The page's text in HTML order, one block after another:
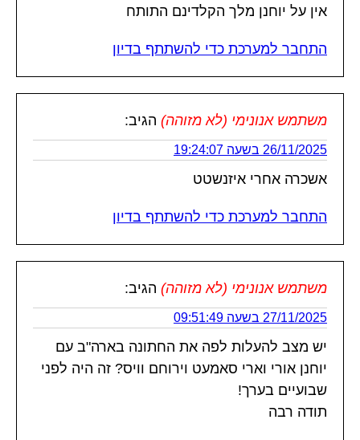
אין על יוחנן מלך הקלדינם התותח
התחבר למערכת כדי להשתתף בדיון
משתמש אנונימי (לא מזוהה) הגיב:
26/11/2025 בשעה 19:24:07
אשכרה אחרי איזנשטט
התחבר למערכת כדי להשתתף בדיון
משתמש אנונימי (לא מזוהה) הגיב:
27/11/2025 בשעה 09:51:49
יש מצב להעלות לפה את החתונה בארה"ב עם
יוחנן אורי וארי סאמעט וירוחם וויס? זה היה לפני
שבועיים בערך!
תודה רבה